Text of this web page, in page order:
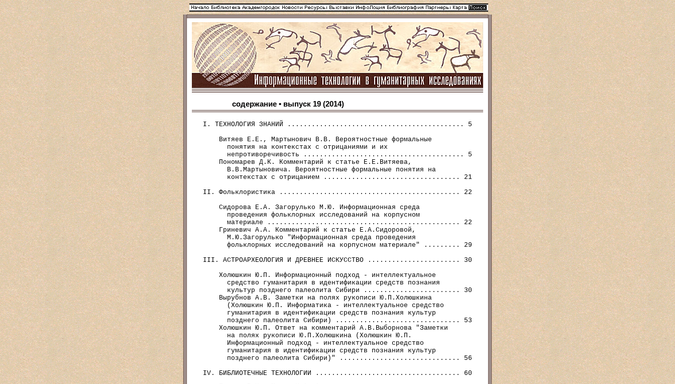
содержание • выпуск 19 (2014)
I. ТЕХНОЛОГИЯ ЗНАНИЙ ............................................ 5
    Витяев Е.Е., Мартынович В.В. Вероятностные формальные
      понятия на контекстах с отрицаниями и их
      непротиворечивость ........................................ 5
    Пономарев Д.К. Комментарий к статье Е.Е.Витяева,
      В.В.Мартыновича. Вероятностные формальные понятия на
      контекстах с отрицанием .................................. 21
II. Фольклористика ............................................. 22
    Сидорова Е.А. Загорулько М.Ю. Информационная среда
      проведения фольклорных исследований на корпусном
      материале ................................................ 22
    Гриневич А.А. Комментарий к статье Е.А.Сидоровой,
      М.Ю.Загорулько "Информационная среда проведения
      фольклорных исследований на корпусном материале" ......... 29
III. АСТРОАРХЕОЛОГИЯ И ДРЕВНЕЕ ИСКУССТВО ....................... 30
    Холюшкин Ю.П. Информационный подход - интеллектуальное
      средство гуманитария в идентификации средств познания
      культур позднего палеолита Сибири ........................ 30
    Вырубнов А.В. Заметки на полях рукописи Ю.П.Холюшкина
      (Холюшкин Ю.П. Информатика - интеллектуальное средство
      гуманитария в идентификации средств познания культур
      позднего палеолита Сибири) ............................... 53
    Холюшкин Ю.П. Ответ на комментарий А.В.Выборнова "Заметки
      на полях рукописи Ю.П.Холюшкина (Холюшкин Ю.П.
      Информационный подход - интеллектуальное средство
      гуманитария в идентификации средств познания культур
      позднего палеолита Сибири)" .............................. 56
IV. БИБЛИОТЕЧНЫЕ ТЕХНОЛОГИИ .................................... 60